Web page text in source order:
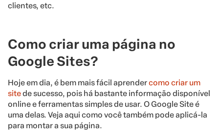
clientes, etc.
Como criar uma página no
Google Sites?
Hoje em dia, é bem mais fácil aprendercomo criar um
sitede sucesso, pois há bastante informação disponível
online e ferramentas simples de usar. O Google Site é
uma delas. Veja aqui como você também pode aplicá-la
para montar a sua página.